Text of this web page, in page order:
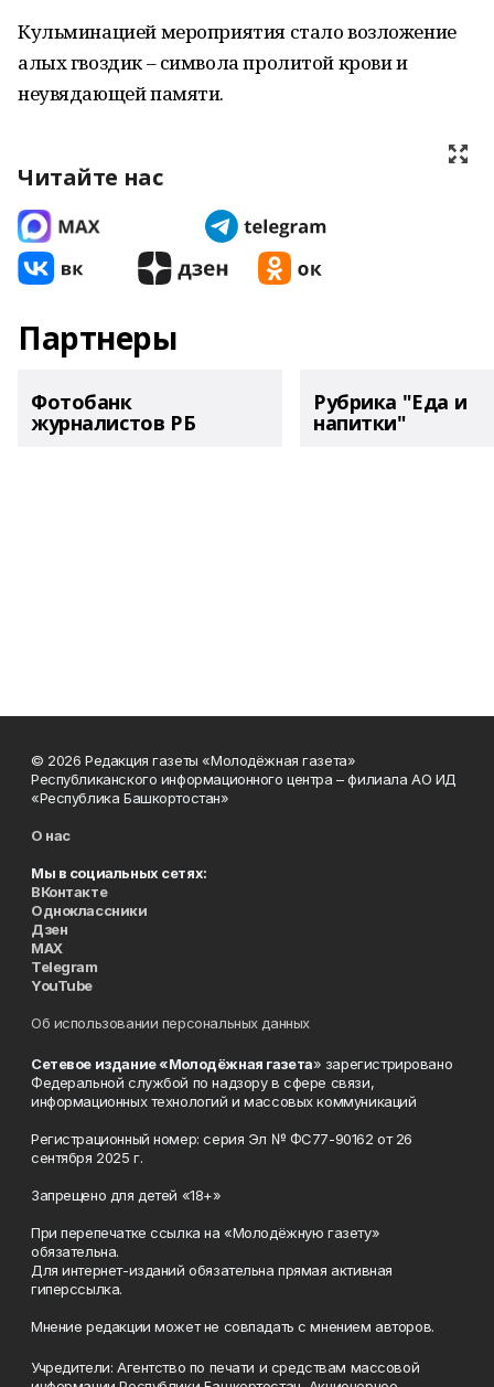
Кульминацией мероприятия стало возложение
алых гвоздик – символа пролитой крови и
неувядающей памяти.
Читайте нас
Партнеры
Фотобанк
журналистов РБ
Рубрика "Еда и
напитки"
© 2026 Редакция газеты «Молодёжная газета»
Республиканского информационного центра – филиала АО ИД
«Республика Башкортостан»
О нас
Мы в социальных сетях:
ВКонтакте
Одноклассники
Дзен
MAX
Telegram
YouTube
Об использовании персональных данных
Сетевое издание «Молодёжная газета» зарегистрировано
Федеральной службой по надзору в сфере связи,
информационных технологий и массовых коммуникаций
Регистрационный номер: серия Эл № ФС77-90162 от 26
сентября 2025 г.
Запрещено для детей «18+»
При перепечатке ссылка на «Молодёжную газету»
обязательна.
Для интернет-изданий обязательна прямая активная
гиперссылка.
Мнение редакции может не совпадать с мнением авторов.
Учредители: Агентство по печати и средствам массовой